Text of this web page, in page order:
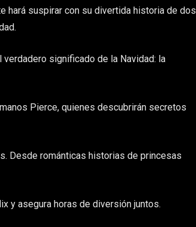
hará suspirar con su divertida historia de dos
significado de la Navidad: la
Pierce, quienes descubrirán secretos
Desde románticas historias de princesas
y asegura horas de diversión juntos.